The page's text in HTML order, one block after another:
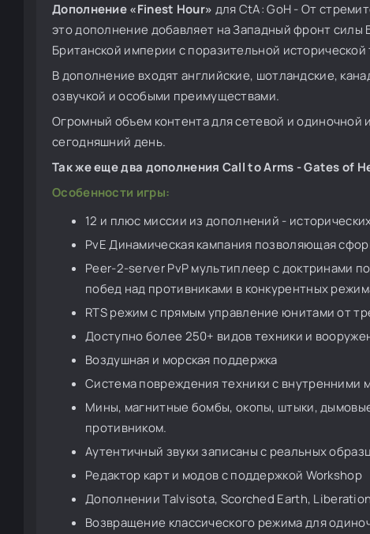
Дополнение «Finest Hour» для CtA: GoH - От
это дополнение добавляет на Западный фронт
Британской империи с поразительной
В дополнение входят английские, шотландские,
озвучкой и особыми преимуществами.
Огромный объем контента для сетевой и
сегодняшний день.
Так же еще два дополнения Call to Arms - Gates of
Особенности игры:
12 и плюс миссии из дополнений -
PvE Динамическая кампания позволяющая
Peer-2-server PvP мультиплеер с доктринами
побед над противниками в конкурентных
RTS режим с прямым управление юнитами от
Доступно более 250+ видов техники и
Воздушная и морская поддержка
Система повреждения техники с внутренними
Мины, магнитные бомбы, окопы, штыки,
противником.
Аутентичный звуки записаны с реальных
Редактор карт и модов с поддержкой Workshop
Дополнении Talvisota, Scorched Earth,
Возвращение классического режима для